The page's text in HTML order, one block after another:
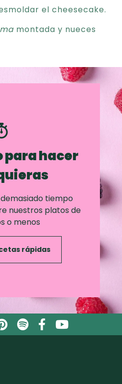
el cheesecake.
montada y nueces
para hacer
tiempo
nuestros platos de
o menos
rápidas